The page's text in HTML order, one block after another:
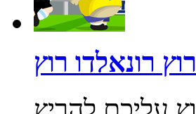
רוץ רונאלדו רוץ